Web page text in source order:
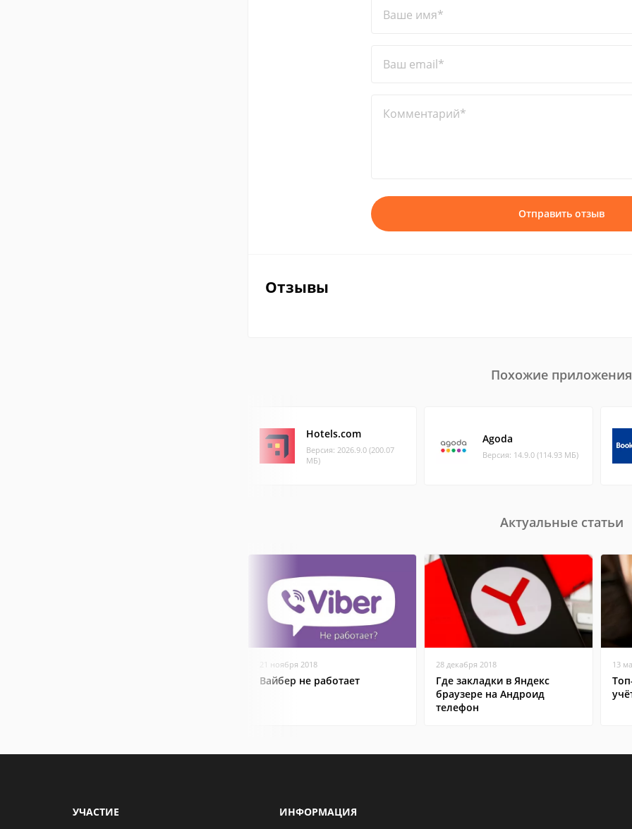
Ваше имя*
Ваш email*
Комментарий*
Отправить отзыв
Отзывы
Похожие приложения
Hotels.com
Версия: 2026.9.0 (200.07
МБ)
Agoda
Версия: 14.9.0 (114.93 МБ)
Актуальные статьи
21 ноября 2018
Вайбер не работает
28 декабря 2018
Где закладки в Яндекс
браузере на Андроид
телефон
13
УЧАСТИЕ ИНФОРМАЦИЯ